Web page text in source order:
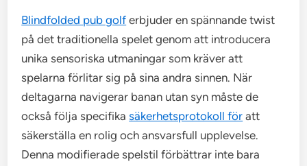
Blindfolded pub golf erbjuder en spännande twist
på det traditionella spelet genom att introducera
unika sensoriska utmaningar som kräver att
spelarna förlitar sig på sina andra sinnen. När
deltagarna navigerar banan utan syn måste de
också följa specifikasäkerhetsprotokoll för att
säkerställa en rolig och ansvarsfull upplevelse.
Denna modifierade spelstil förbättrar inte bara